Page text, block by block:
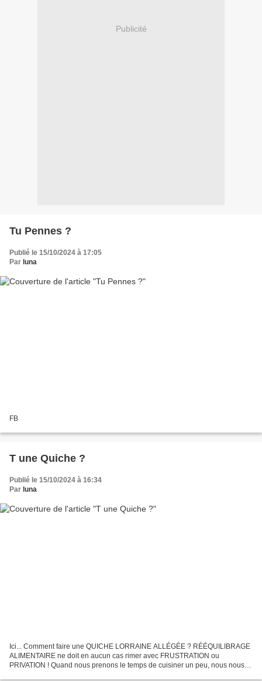
Publicité
Tu Pennes ?
Publié le 15/10/2024 à 17:05
Par luna
FB
T une Quiche ?
Publié le 15/10/2024 à 16:34
Par luna
Ici... Comment faire une QUICHE LORRAINE ALLÉGÉE ? RÉÉQUILIBRAGE
ALIMENTAIRE ne doit en aucun cas rimer avec FRUSTRATION ou
PRIVATION ! Quand nous prenons le temps de cuisiner un peu, nous nous